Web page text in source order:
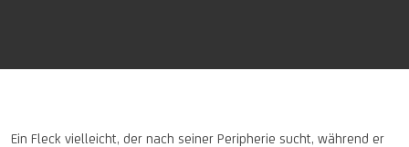
Ein Fleck vielleicht, der nach seiner Peripherie sucht, während er